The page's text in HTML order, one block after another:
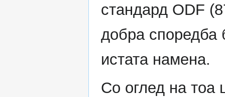
стандард ODF
добра споредба
истата намена.
Со оглед на тоа